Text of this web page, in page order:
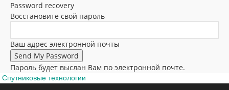
Password recovery
Восстановите свой пароль
Ваш адрес электронной почты
Пароль будет выслан Вам по электронной почте.
Спутниковые технологии